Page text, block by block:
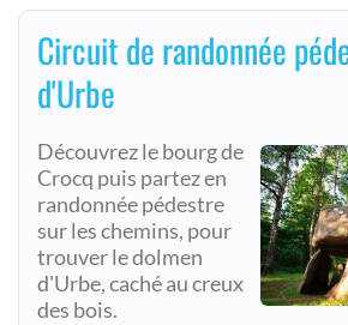
Circuit de randonnée
d'Urbe
Découvrez le bourg de
Crocq puis partez en
randonnée pédestre
sur les chemins, pour
trouver le dolmen
d'Urbe, caché au creux
des bois.